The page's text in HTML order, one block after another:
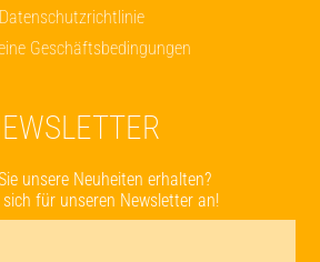
Datenschutzrichtlinie
Geschäftsbedingungen
unsere Neuheiten erhalten?
sich für unseren Newsletter an!